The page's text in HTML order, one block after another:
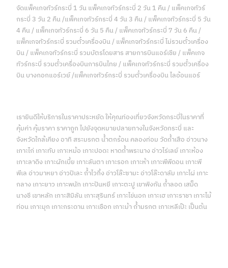
จัดแพ็คเกจทัวร์กระบี่ 1 วัน แพ็คเกจทัวร์กระบี่ 2 วัน 1 คืน / แพ็คเกจทัวร์
กระบี่ 3 วัน 2 คืน /แพ็คเกจทัวร์กระบี่ 4 วัน 3 คืน / แพ็คเกจทัวร์กระบี่ 5 วัน
4 คืน / แพ็คเกจทัวร์กระบี่ 6 วัน 5 คืน / แพ็คเกจทัวร์กระบี่ 7 วัน 6 คืน /
แพ็คเกจทัวร์กระบี่ รวมตั๋วเครื่องบิน / แพ็คเกจทัวร์กระบี่ ไม่รวมตั๋วเครื่อง
บิน / แพ็คเกจทัวร์กระบี่ รวมบัตรโดยสาร สายการบินแอร์เชีย / แพ็คเกจ
ทัวร์กระบี่ รวมตั๋วเครื่องบินการบินไทย / แพ็คเกจทัวร์กระบี่ รวมตั๋วเครื่อง
บิน บางกอกแอร์เวย์ /แพ็คเกจทัวร์กระบี่ รวมตั๋วเครื่องบิน ไลอ้อนแอร์
เรายินดีให้บริการในราคาประหยัด ให้คุณท่องเที่ยวจังหวัดกระบี่ในราคาที่
คุ้มค่า คุ้มราคา ราคาถูก ไปยังจุดหมายปลายทางในจังหวัดกระบี่ และ
จังหวัดใกล้เคียง อาทิ สระมรกต น้ำตกร้อน คลองท่อม วัดถ้ำเสือ อ่าวนาง
เกาะไก่ เกาะทับ เกาะหม้อ เกาะปอดะ หาดถ้ำพระนาง อ่าวไร่เลย์ เกาะห้อง
เกาะลาดิง เกาะผักเบี้ย เกาะลันตา เกาะรอก เกาะห้า เกาะพีพีดอน เกาะพี
พีเล อ่าวมาหยา อ่าวปิเละ ถ้ำไวกิ้ง อ่าวโล๊ะซามะ อ่าวโล๊ะดาลัม เกาะไผ่ เกาะ
กลาง เกาะยาว เกาะพนัก เกาะปันหยี เกาะตะปู เขาพิงกัน ถ้ำลอด เสม็ด
นางชี เขาหลัก เกาะสิมิลัน เกาะสุรินทร์ เกาะไข่นอก เกาะเฮ เกาะราชา เกาะไม้
ท่อน เกาะมุก เกาะกระดาน เกาะเชือก เกาะม้า ถ้ำมรกต เกาะหลีเป๊ะ เป็นต้น